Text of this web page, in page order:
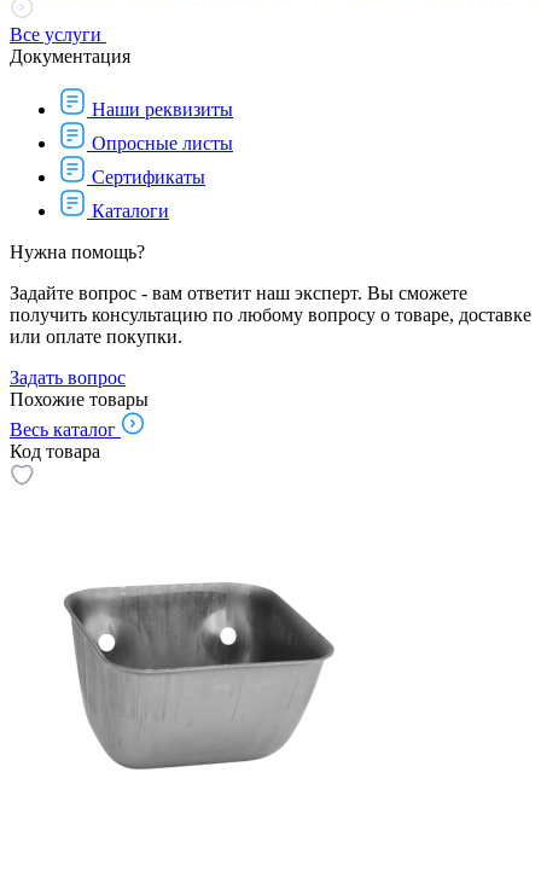
Все услуги
Документация
Наши реквизиты
Опросные листы
Сертификаты
Каталоги
Нужна помощь?
Задайте вопрос - вам ответит наш эксперт. Вы сможете
получить консультацию по любому вопросу о товаре, доставке
или оплате покупки.
Задать вопрос
Похожие товары
Весь каталог
Код товара